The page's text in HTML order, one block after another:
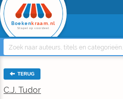
Boeken kraam.nl
Stapel op voordeel
TERUG
C.J. Tudor